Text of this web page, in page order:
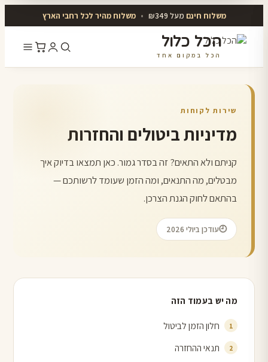
משלוח חינם מעל ₪349 • משלוח מהיר לכל רחבי הארץ
הכל כלול
הכל במקום אחד
לתוכן
שירות לקוחות
מדיניות ביטולים והחזרות
קניתם ולא התאים? זה בסדר גמור. כאן תמצאו בדיוק איך
מבטלים, מה התנאים, ומה הזמן שעומד לרשותכם —
בהתאם לחוק הגנת הצרכן.
עודכן ביולי 2026
מה יש בעמוד הזה
חלון הזמן לביטול
תנאי ההחזרה